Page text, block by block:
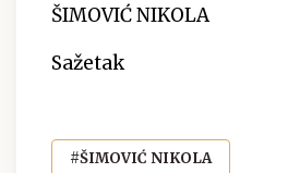
ŠIMOVIĆ NIKOLA
Sažetak
#ŠIMOVIĆ NIKOLA